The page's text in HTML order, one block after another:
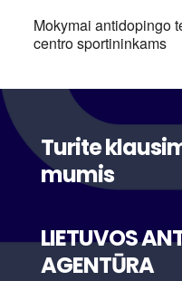
Mokymai antidopingo
centro sportininkams
Turite
mumis
LIETUVOS
AGENTŪRA